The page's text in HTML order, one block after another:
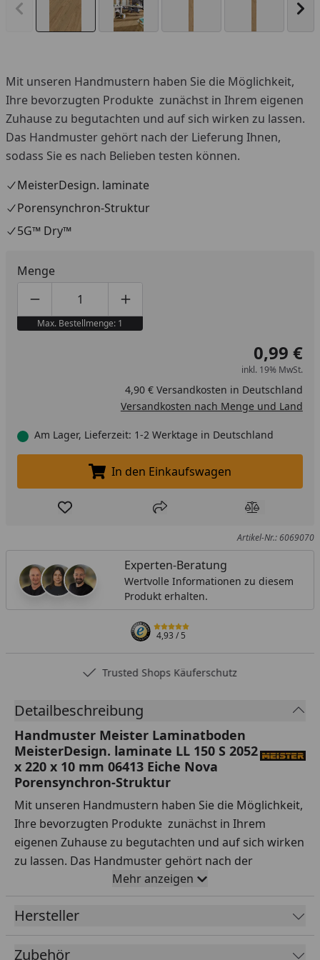
Vorheriges Bild anzeigen
Mit unseren Handmustern haben Sie die Möglichkeit,
Ihre bevorzugten Produkte zunächst in Ihrem eigenen
Zuhause zu begutachten und auf sich wirken zu lassen.
Das Handmuster gehört nach der Lieferung Ihnen,
sodass Sie es nach Belieben testen können.
MeisterDesign. laminate
Porensynchron-Struktur
5G™ Dry™
Menge
Produktmenge um eins verringern
Produktmenge manuell eingeben
Produktmenge um eins erhöhen
Max. Bestellmenge: 1
0,99 €
inkl. 19% MwSt.
4,90 € Versandkosten in Deutschland
Versandkosten nach Menge und Land
Am Lager, Lieferzeit: 1-2 Werktage in Deutschland
In den Einkaufswagen legen
In den Einkaufswagen
Produkt zur Wunschliste hinzufügen
Teilen Produkt
Artikel-Nr.: 6069070
Experten-Beratung
Wertvolle Informationen zu diesem
Produkt erhalten.
4,93/ 5
Trusted Shops Käuferschutz
Detailbeschreibung
Handmuster Meister Laminatboden
MeisterDesign. laminate LL 150 S 2052
x 220 x 10 mm 06413 Eiche Nova
Porensynchron-Struktur
Mit unseren Handmustern haben Sie die Möglichkeit,
Ihre bevorzugten Produkte zunächst in Ihrem
eigenen Zuhause zu begutachten und auf sich wirken
zu lassen. Das Handmuster gehört nach der
Lieferung Ihnen, sodass Sie es nach Belieben testen
können.
Mehr anzeigen
Hersteller
Zubehör